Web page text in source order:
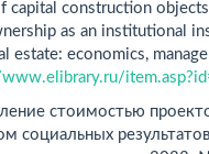
capital construction
as an institutional
estate: economics,
стоимостью
социальных